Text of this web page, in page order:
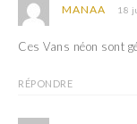
MANAA 18
Ces Vans néon sont
RÉPONDRE